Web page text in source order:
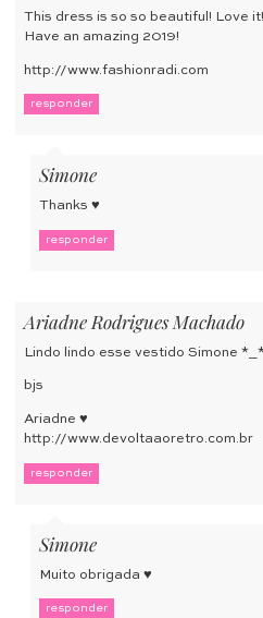
This dress is so so beautiful! Love it!
Have an amazing 2019!
http://www.fashionradi.com
responder
Simone
Thanks ♥
responder
Ariadne Rodrigues Machado
Lindo lindo esse vestido Simone
bjs
Ariadne ♥
http://www.devoltaaoretro.com.br
responder
Simone
Muito obrigada ♥
responder